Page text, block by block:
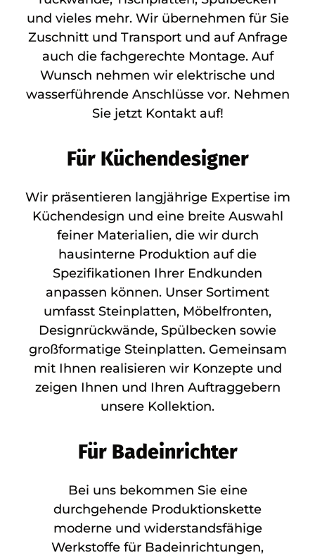
und vieles mehr. Wir übernehmen für Sie
Zuschnitt und Transport und auf Anfrage
auch die fachgerechte Montage. Auf
Wunsch nehmen wir elektrische und
wasserführende Anschlüsse vor. Nehmen
Sie jetzt Kontakt auf!
Für Küchendesigner
Wir präsentieren langjährige Expertise im
Küchendesign und eine breite Auswahl
feiner Materialien, die wir durch
hausinterne Produktion auf die
Spezifikationen Ihrer Endkunden
anpassen können. Unser Sortiment
umfasst Steinplatten, Möbelfronten,
Designrückwände, Spülbecken sowie
großformatige Steinplatten. Gemeinsam
mit Ihnen realisieren wir Konzepte und
zeigen Ihnen und Ihren Auftraggebern
unsere Kollektion.
Für Badeinrichter
Bei uns bekommen Sie eine
durchgehende Produktionskette
moderne und widerstandsfähige
Werkstoffe für Badeinrichtungen,